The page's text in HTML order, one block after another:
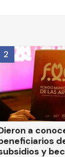
a
y
2